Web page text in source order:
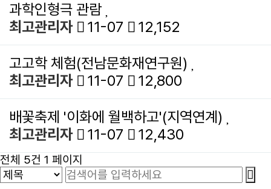
과학인형극 관람
최고관리자
11-07 12,152
고고학 체험(전남문화재연구원)
최고관리자
11-07 12,800
배꽃축제 '이화에 월백하고'(지역연계)
최고관리자
11-07 12,430
전체 5건 1 페이지